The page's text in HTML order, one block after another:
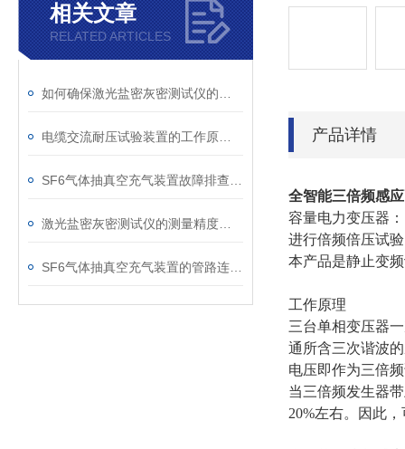
相关文章
RELATED ARTICLES
产品详情
全智能三倍频感
容量电力变压器
进行倍频倍压试
本产品是静止变
工作原理
三台单相变压器
通所含三次谐波
电压即作为三倍
当三倍频发生器
20%左右。因此